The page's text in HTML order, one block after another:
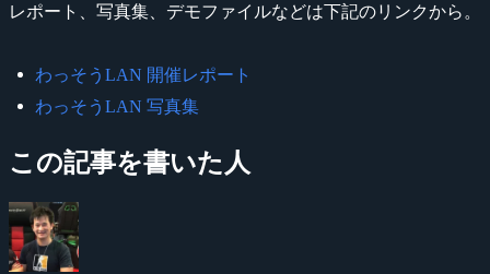
レポート、写真集、デモファイルなどは下記のリンクから。
わっそうLAN 開催レポート
わっそうLAN 写真集
この記事を書いた人